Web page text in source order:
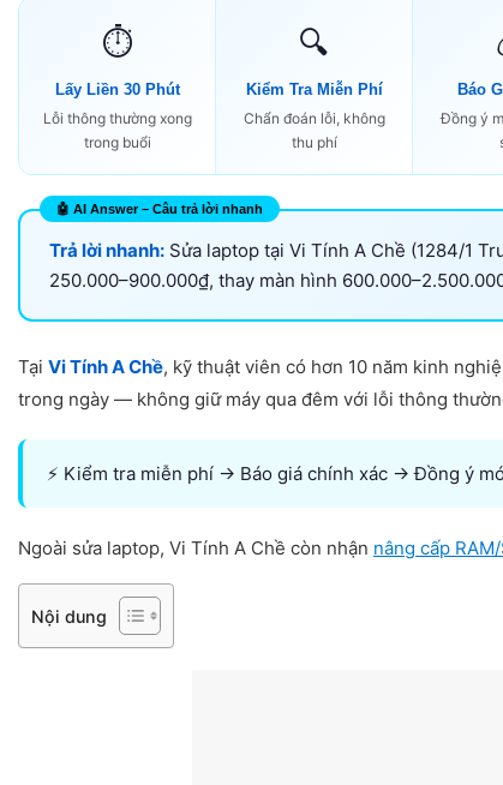
⏱️
Lấy Liền 30 Phút
Lỗi thông thường xong
trong buổi
🔍
Kiểm Tra Miễn Phí
Chẩn đoán lỗi, không
thu phí
Báo
Đồng ý
Trả lời nhanh: Sửa laptop tại Vi Tính A Chề (1284/1
250.000–900.000₫, thay màn hình
Tại Vi Tính A Chề, kỹ thuật viên có hơn 10 năm kinh
trong ngày — không giữ máy qua đêm với lỗi thông
⚡ Kiểm tra miễn phí → Báo giá chính xác → Đồng ý
Ngoài sửa laptop, Vi Tính A Chề còn nhận nâng cấp
Nội dung